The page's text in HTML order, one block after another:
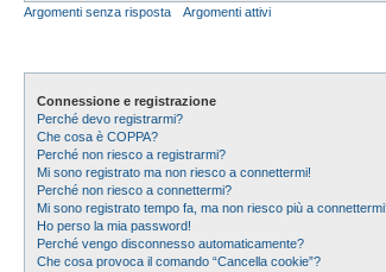
Argomenti senza risposta
Argomenti attivi
Connessione e registrazione
Perché devo registrarmi?
Che cosa è COPPA?
Perché non riesco a registrarmi?
Mi sono registrato ma non riesco a connettermi!
Perché non riesco a connettermi?
Mi sono registrato tempo fa, ma non riesco più a
Ho perso la mia password!
Perché vengo disconnesso automaticamente?
Che cosa provoca il comando “Cancella cookie”?